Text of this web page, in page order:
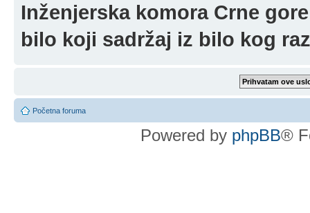
Inženjerska komora Crne
bilo koji sadržaj iz bilo kog
Početna foruma
Powered by phpBB®